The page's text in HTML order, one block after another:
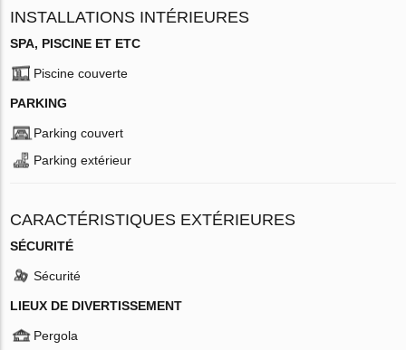
INSTALLATIONS INTÉRIEURES
SPA, PISCINE ET ETC
Piscine couverte
PARKING
Parking couvert
Parking extérieur
CARACTÉRISTIQUES EXTÉRIEURES
SÉCURITÉ
Sécurité
LIEUX DE DIVERTISSEMENT
Pergola